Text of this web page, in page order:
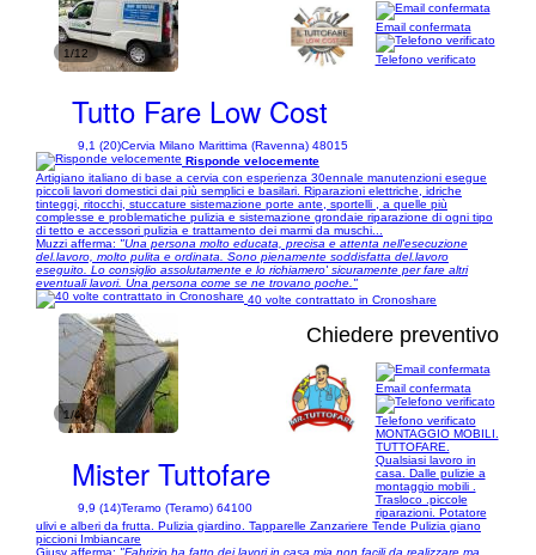
1/12
Tutto Fare Low Cost
9,1 (20)Cervia Milano Marittima (Ravenna) 48015
Email confermata
Telefono verificato
Risponde velocemente
Artigiano italiano di base a cervia con esperienza 30ennale manutenzioni esegue
piccoli lavori domestici dai più semplici e basilari. Riparazioni elettriche, idriche
tinteggi, ritocchi, stuccature sistemazione porte ante, sportelli , a quelle più
complesse e problematiche pulizia e sistemazione grondaie riparazione di ogni tipo
di tetto e accessori pulizia e trattamento dei marmi da muschi...
Muzzi afferma: "Una persona molto educata, precisa e attenta nell'esecuzione
del.lavoro, molto pulita e ordinata. Sono pienamente soddisfatta del.lavoro
eseguito. Lo consiglio assolutamente e lo richiamero' sicuramente per fare altri
eventuali lavori. Una persona come se ne trovano poche."
40 volte contrattato in Cronoshare
1/4
Chiedere preventivo
Mister Tuttofare
9,9 (14)Teramo (Teramo) 64100
Email confermata
Telefono verificato
MONTAGGIO MOBILI.
TUTTOFARE.
Qualsiasi lavoro in
casa. Dalle pulizie a
montaggio mobili .
Trasloco .piccole
riparazioni. Potatore
ulivi e alberi da frutta. Pulizia giardino. Tapparelle Zanzariere Tende Pulizia giano
piccioni Imbiancare
Giusy afferma: "Fabrizio ha fatto dei lavori in casa mia non facili da realizzare ma,